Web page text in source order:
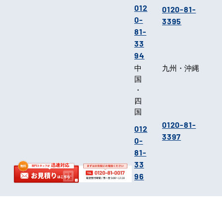
012
0-
81-
33
94
0120-81-
3395
中
国
・
四
国
012
0-
81-
33
96
九州・沖縄
0120-81-
3397